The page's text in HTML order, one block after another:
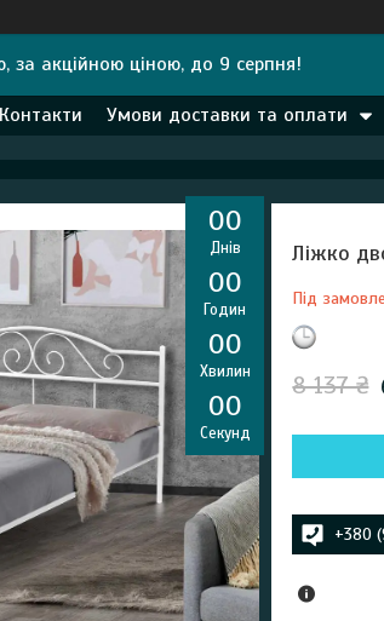
за акційною ціною, до 9 серпня!
Контакти Умови доставки та оплати
00
Днів
00
Годин
00
Хвилин
00
Секунд
Ліжко
Під
8 137 ₴
+380